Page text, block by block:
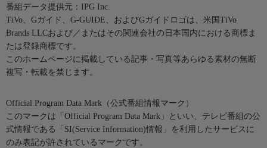
番組データ提供元：IPG Inc.
TiVo、Gガイド、G-GUIDE、およびGガイドロゴは、米国TiVo
Brands LLCおよび／またはその関連会社の日本国内における商標ま
たは登録商標です。
このホームページに掲載している記事・写真等あらゆる素材の無断
複写・転載を禁じます。
Official Program Data Mark（公式番組情報マーク）
このマークは「Official Program Data Mark」といい、テレビ番組の公
式情報である「SI(Service Information)情報」を利用したサービスに
のみ表記が許されているマークです。